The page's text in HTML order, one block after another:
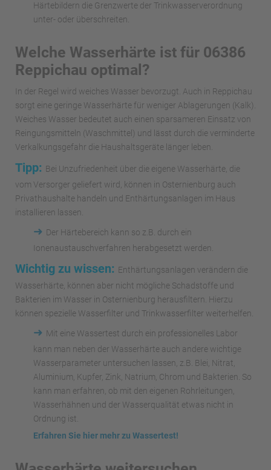
Härtebildern die Grenzwerte der Trinkwasserverordnung
unter- oder überschreiten.
Welche Wasserhärte ist für 06386
Reppichau optimal?
In der Regel wird weiches Wasser bevorzugt. Auch in Reppichau
sorgt eine geringe Wasserhärte für weniger Ablagerungen (Kalk).
Weiches Wasser bedeutet auch einen sparsameren Einsatz von
Reingungsmitteln (Waschmittel) und lässt durch die verminderte
Verkalkungsgefahr die Haushaltsgeräte länger leben.
Tipp: Bei Unzufriedenheit über die eigene Wasserhärte, die
vom Versorger geliefert wird, können in Osternienburg auch
Privathaushalte handeln und Enthärtungsanlagen im Haus
installieren lassen.
➜ Der Härtebereich kann so z.B. durch ein
Ionenaustauschverfahren herabgesetzt werden.
Wichtig zu wissen: Enthärtungsanlagen verändern die
Wasserhärte, können aber nicht mögliche Schadstoffe und
Bakterien im Wasser in Osternienburg herausfiltern. Hierzu
können spezielle Wasserfilter und Trinkwasserfilter weiterhelfen.
➜ Mit eine Wassertest durch ein professionelles Labor
kann man neben der Wasserhärte auch andere wichtige
Wasserparameter untersuchen lassen, z.B. Blei, Nitrat,
Aluminium, Kupfer, Zink, Natrium, Chrom und Bakterien. So
kann man erfahren, ob mit den eigenen Rohrleitungen,
Wasserhähnen und der Wasserqualität etwas nicht in
Ordnung ist.
Erfahren Sie hier mehr zu Wassertest!